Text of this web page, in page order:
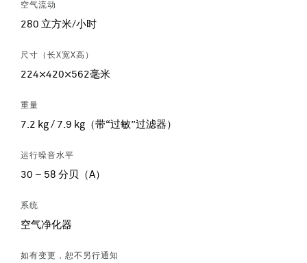
空气流动
280 立方米/小时
尺寸（长X宽X高）
224×420×562毫米
重量
7.2 kg / 7.9 kg（带“过敏”过滤器）
运行噪音水平
30 – 58 分贝（A）
系统
空气净化器
如有变更，恕不另行通知